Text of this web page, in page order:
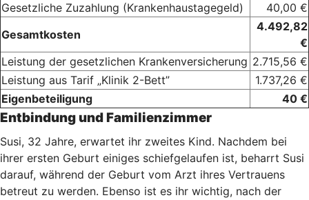
Gesetzliche Zuzahlung (Krankenhaustagegeld)
40,00 €
Gesamtkosten
4.492,82
€
Leistung der gesetzlichen Krankenversicherung 2.715,56 €
Leistung aus Tarif „Klinik 2-Bett”
1.737,26 €
Eigenbeteiligung
40 €
Entbindung und Familienzimmer
Susi, 32 Jahre, erwartet ihr zweites Kind. Nachdem bei
ihrer ersten Geburt einiges schiefgelaufen ist, beharrt Susi
darauf, während der Geburt vom Arzt ihres Vertrauens
betreut zu werden. Ebenso ist es ihr wichtig, nach der